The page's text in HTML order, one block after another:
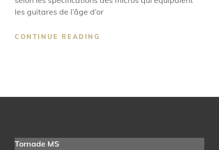
les guitares de l’âge d’or
CONTINUE READING
Tornade MS